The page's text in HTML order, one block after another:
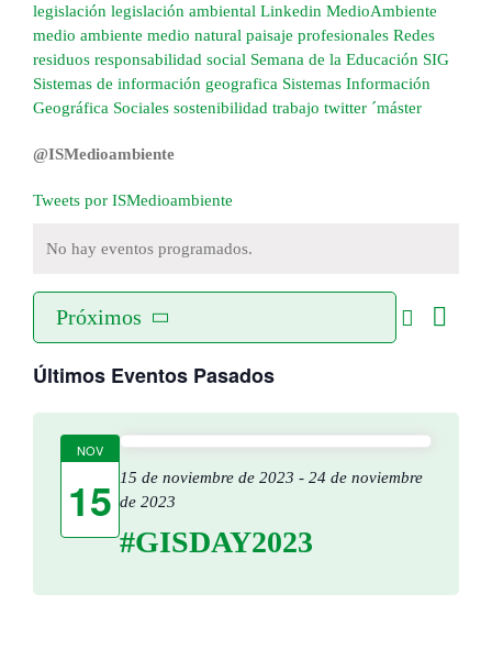
No hay eventos programados.
y
Eventos
Buscar
de
Lista
Próximos
Selecciona
la
fecha.
Últimos Eventos Pasados
NOV
15 15 de noviembre de 2023 - 24 de noviembre
de 2023
#GISDAY2023
legislación legislación ambiental Linkedin MedioAmbiente
medio ambiente medio natural paisaje profesionales Redes
residuos responsabilidad social Semana de la Educación SIG
Sistemas de información geografica Sistemas Información
Geográfica Sociales sostenibilidad trabajo twitter ´máster
@ISMedioambiente
Tweets por ISMedioambiente